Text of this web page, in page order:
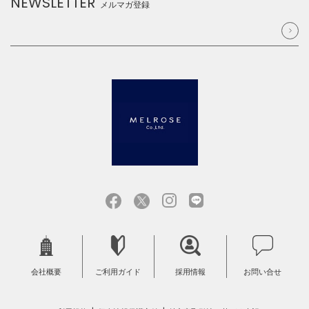
メルマガ登録
会社概要 ご利用ガイド 採用情報 お問い合せ